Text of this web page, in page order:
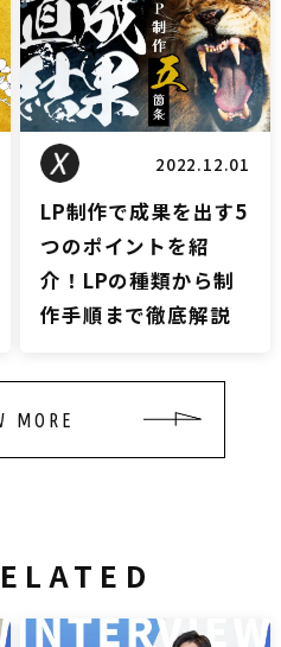
2022.12.01
LP制作で成果を出す5
つのポイントを紹
介！LPの種類から制
作手順まで徹底解説
MORE
インタビュー